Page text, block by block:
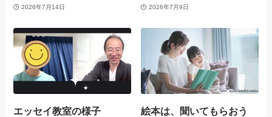
2026年7月14日 2026年7月9日
エッセイ教室の様子 絵本は、聞いてもらおう